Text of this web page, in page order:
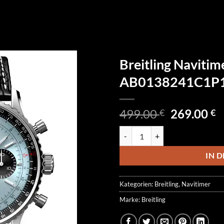
Breitling
499.00€
499.00 €
269.00€
IN
Kategorien: Breitling, Navitimer
Marke: Breitling